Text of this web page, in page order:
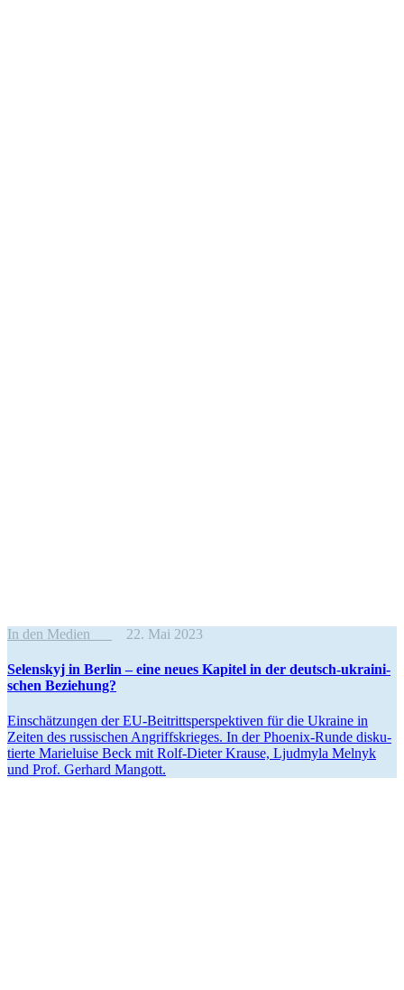
In den Medien 22. Mai 2023
Selenskyj in Berlin – eine neues Kapitel in der deutsch-ukrai­ni­
schen Beziehung?
Einschät­zungen der EU-Beitritts­per­spek­tiven für die Ukraine in
Zeiten des russi­schen Angriffs­krieges. In der Phoenix-Runde disku­
tierte Marie­luise Beck mit Rolf-Dieter Krause, Ljudmyla Melnyk
und Prof. Gerhard Mangott.